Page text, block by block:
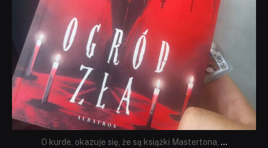
O kurde, okazuje się, że są książki Mastertona, ...